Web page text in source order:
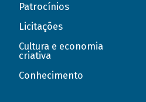
Patrocínios
Licitações
Cultura e economia
criativa
Conhecimento